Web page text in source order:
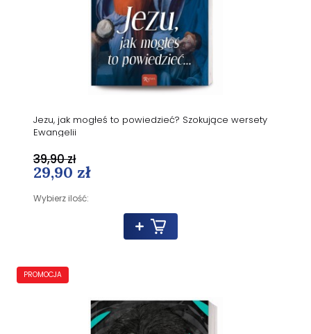
Jezu, jak mogłeś to powiedzieć? Szokujące wersety
Ewangelii
29,90 zł
Wybierz ilość:
39,90 zł
PROMOCJA